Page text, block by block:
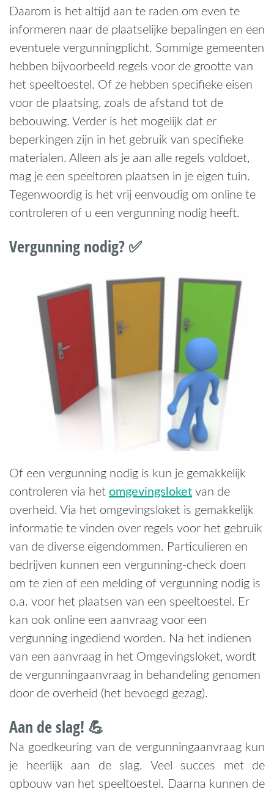
Daarom is het altijd aan te raden om even te
informeren naar de plaatselijke bepalingen en een
eventuele vergunningplicht. Sommige gemeenten
hebben bijvoorbeeld regels voor de grootte van
het speeltoestel. Of ze hebben specifieke eisen
voor de plaatsing, zoals de afstand tot de
bebouwing. Verder is het mogelijk dat er
beperkingen zijn in het gebruik van specifieke
materialen. Alleen als je aan alle regels voldoet,
mag je een speeltoren plaatsen in je eigen tuin.
Tegenwoordig is het vrij eenvoudig om online te
controleren of u een vergunning nodig heeft.
Vergunning nodig? ✅
Of een vergunning nodig is kun je gemakkelijk
controleren via hetomgevingsloketvan de
overheid. Via het omgevingsloket is gemakkelijk
informatie te vinden over regels voor het gebruik
van de diverse eigendommen. Particulieren en
bedrijven kunnen een vergunning-check doen
om te zien of een melding of vergunning nodig is
o.a. voor het plaatsen van een speeltoestel. Er
kan ook online een aanvraag voor een
vergunning ingediend worden. Na het indienen
van een aanvraag in het Omgevingsloket, wordt
de vergunningaanvraag in behandeling genomen
door de overheid (het bevoegd gezag).
Aan de slag! 💪
Na goedkeuring van de vergunningaanvraag kun
je heerlijk aan de slag. Veel succes met de
opbouw van het speeltoestel. Daarna kunnen de